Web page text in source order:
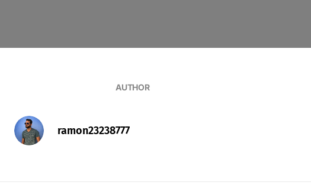
AUTHOR
ramon23238777